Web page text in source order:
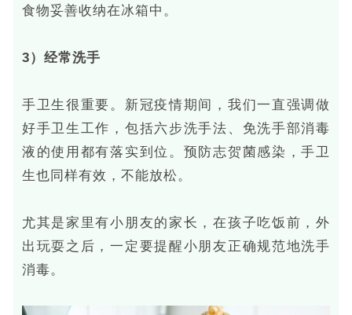
食物妥善收纳在冰箱中。
3）经常洗手
手卫生很重要。新冠疫情期间，我们一直强调做
好手卫生工作，包括六步洗手法、免洗手部消毒
液的使用都有落实到位。预防志贺菌感染，手卫
生也同样有效，不能放松。
尤其是家里有小朋友的家长，在孩子吃饭前，外
出玩耍之后，一定要提醒小朋友正确规范地洗手
消毒。